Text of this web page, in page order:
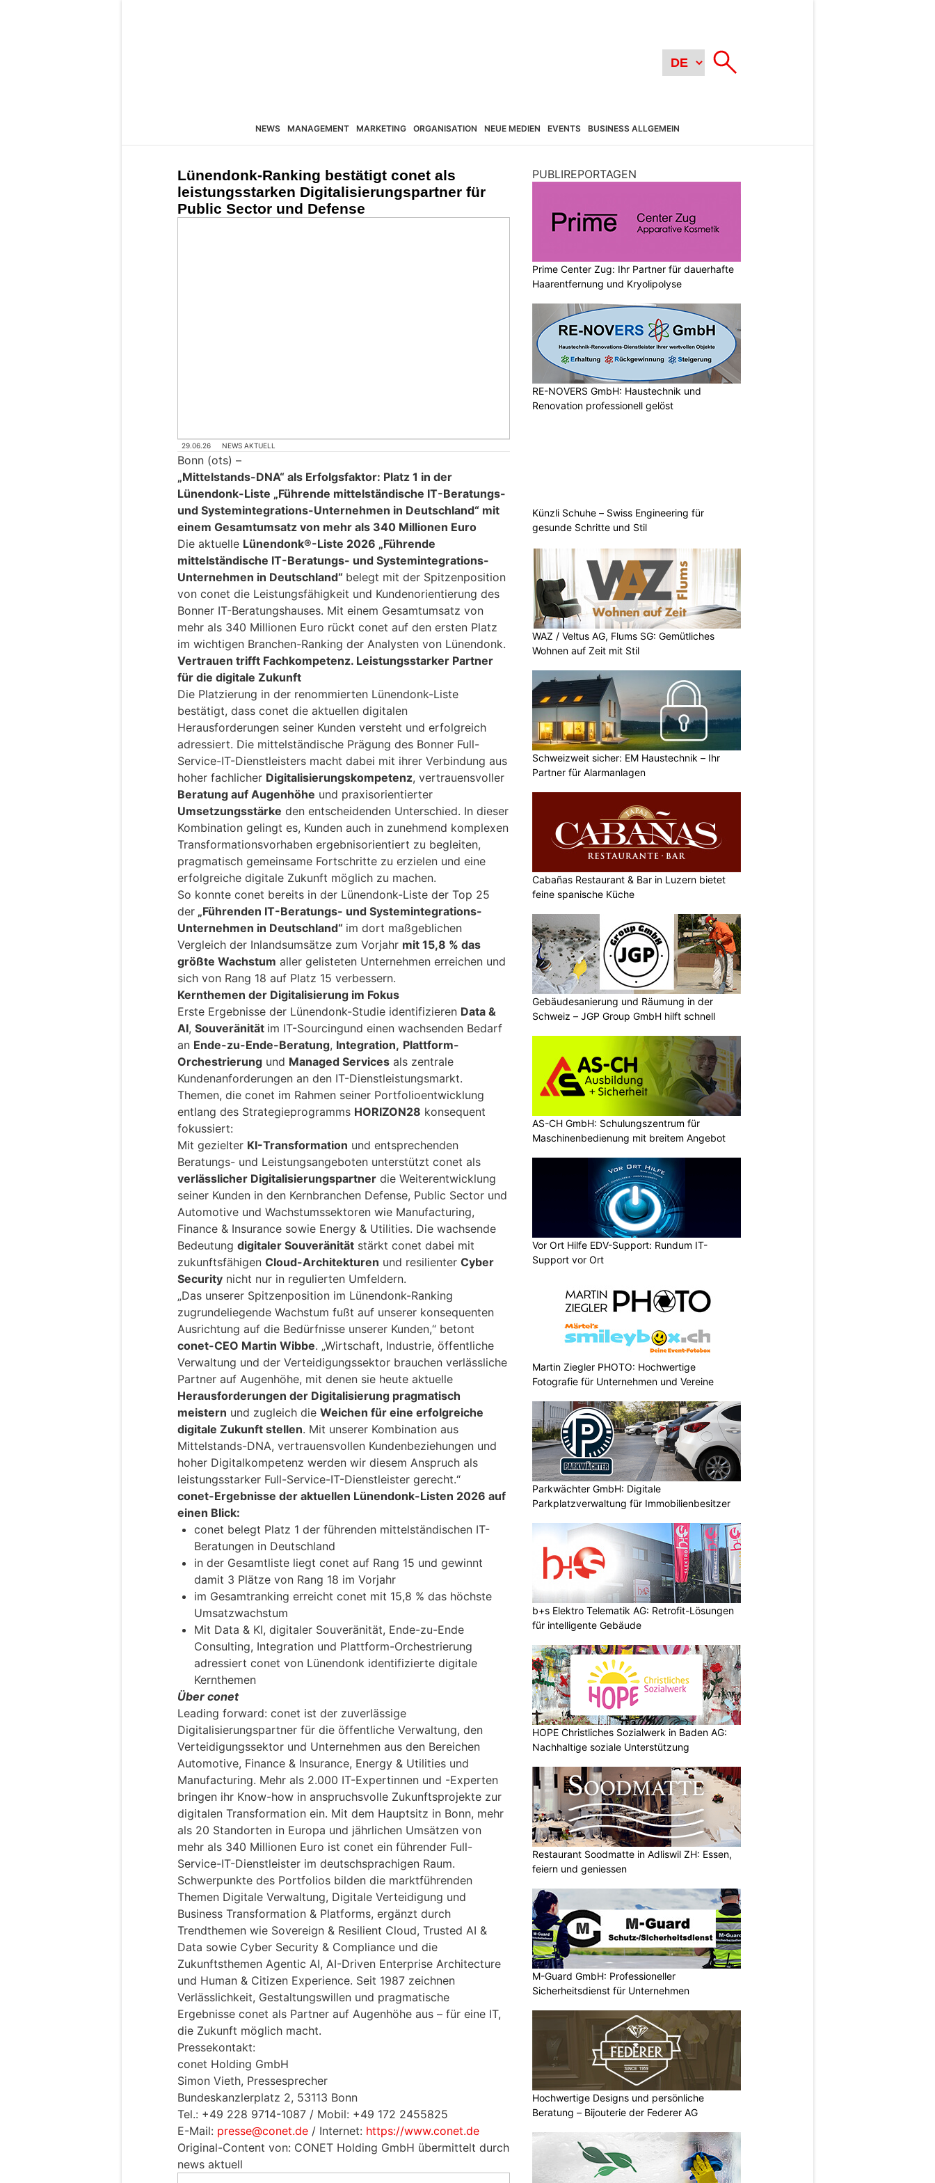
NEWS MANAGEMENT MARKETING ORGANISATION NEUE MEDIEN EVENTS BUSINESS ALLGEMEIN
Lünendonk-Ranking bestätigt conet als
leistungsstarken Digitalisierungspartner für
Public Sector und Defense
29.06.26 NEWS AKTUELL
Bonn (ots) –
„Mittelstands-DNA“ als Erfolgsfaktor: Platz 1 in der
Lünendonk-Liste „Führende mittelständische IT-Beratungs-
und Systemintegrations-Unternehmen in Deutschland“ mit
einem Gesamtumsatz von mehr als 340 Millionen Euro
Die aktuelle Lünendonk®-Liste 2026 „Führende
mittelständische IT-Beratungs- und Systemintegrations-
Unternehmen in Deutschland“ belegt mit der Spitzenposition
von conet die Leistungsfähigkeit und Kundenorientierung des
Bonner IT-Beratungshauses. Mit einem Gesamtumsatz von
mehr als 340 Millionen Euro rückt conet auf den ersten Platz
im wichtigen Branchen-Ranking der Analysten von Lünendonk.
Vertrauen trifft Fachkompetenz. Leistungsstarker Partner
für die digitale Zukunft
Die Platzierung in der renommierten Lünendonk-Liste
bestätigt, dass conet die aktuellen digitalen
Herausforderungen seiner Kunden versteht und erfolgreich
adressiert. Die mittelständische Prägung des Bonner Full-
Service-IT-Dienstleisters macht dabei mit ihrer Verbindung aus
hoher fachlicher Digitalisierungskompetenz, vertrauensvoller
Beratung auf Augenhöhe und praxisorientierter
Umsetzungsstärke den entscheidenden Unterschied. In dieser
Kombination gelingt es, Kunden auch in zunehmend komplexen
Transformationsvorhaben ergebnisorientiert zu begleiten,
pragmatisch gemeinsame Fortschritte zu erzielen und eine
erfolgreiche digitale Zukunft möglich zu machen.
So konnte conet bereits in der Lünendonk-Liste der Top 25
der „Führenden IT-Beratungs- und Systemintegrations-
Unternehmen in Deutschland“ im dort maßgeblichen
Vergleich der Inlandsumsätze zum Vorjahr mit 15,8 % das
größte Wachstum aller gelisteten Unternehmen erreichen und
sich von Rang 18 auf Platz 15 verbessern.
Kernthemen der Digitalisierung im Fokus
Erste Ergebnisse der Lünendonk-Studie identifizieren Data &
AI, Souveränität im IT-Sourcingund einen wachsenden Bedarf
an Ende-zu-Ende-Beratung, Integration, Plattform-
Orchestrierung und Managed Services als zentrale
Kundenanforderungen an den IT-Dienstleistungsmarkt.
Themen, die conet im Rahmen seiner Portfolioentwicklung
entlang des Strategieprogramms HORIZON28 konsequent
fokussiert:
Mit gezielter KI-Transformation und entsprechenden
Beratungs- und Leistungsangeboten unterstützt conet als
verlässlicher Digitalisierungspartner die Weiterentwicklung
seiner Kunden in den Kernbranchen Defense, Public Sector und
Automotive und Wachstumssektoren wie Manufacturing,
Finance & Insurance sowie Energy & Utilities. Die wachsende
Bedeutung digitaler Souveränität stärkt conet dabei mit
zukunftsfähigen Cloud-Architekturen und resilienter Cyber
Security nicht nur in regulierten Umfeldern.
„Das unserer Spitzenposition im Lünendonk-Ranking
zugrundeliegende Wachstum fußt auf unserer konsequenten
Ausrichtung auf die Bedürfnisse unserer Kunden,“ betont
conet-CEO Martin Wibbe. „Wirtschaft, Industrie, öffentliche
Verwaltung und der Verteidigungssektor brauchen verlässliche
Partner auf Augenhöhe, mit denen sie heute aktuelle
Herausforderungen der Digitalisierung pragmatisch
meistern und zugleich die Weichen für eine erfolgreiche
digitale Zukunft stellen. Mit unserer Kombination aus
Mittelstands-DNA, vertrauensvollen Kundenbeziehungen und
hoher Digitalkompetenz werden wir diesem Anspruch als
leistungsstarker Full-Service-IT-Dienstleister gerecht.“
conet-Ergebnisse der aktuellen Lünendonk-Listen 2026 auf
einen Blick:
conet belegt Platz 1 der führenden mittelständischen IT-
Beratungen in Deutschland
in der Gesamtliste liegt conet auf Rang 15 und gewinnt
damit 3 Plätze von Rang 18 im Vorjahr
im Gesamtranking erreicht conet mit 15,8 % das höchste
Umsatzwachstum
Mit Data & KI, digitaler Souveränität, Ende-zu-Ende
Consulting, Integration und Plattform-Orchestrierung
adressiert conet von Lünendonk identifizierte digitale
Kernthemen
Über conet
Leading forward: conet ist der zuverlässige
Digitalisierungspartner für die öffentliche Verwaltung, den
Verteidigungssektor und Unternehmen aus den Bereichen
Automotive, Finance & Insurance, Energy & Utilities und
Manufacturing. Mehr als 2.000 IT-Expertinnen und -Experten
bringen ihr Know-how in anspruchsvolle Zukunftsprojekte zur
digitalen Transformation ein. Mit dem Hauptsitz in Bonn, mehr
als 20 Standorten in Europa und jährlichen Umsätzen von
mehr als 340 Millionen Euro ist conet ein führender Full-
Service-IT-Dienstleister im deutschsprachigen Raum.
Schwerpunkte des Portfolios bilden die marktführenden
Themen Digitale Verwaltung, Digitale Verteidigung und
Business Transformation & Platforms, ergänzt durch
Trendthemen wie Sovereign & Resilient Cloud, Trusted AI &
Data sowie Cyber Security & Compliance und die
Zukunftsthemen Agentic AI, AI-Driven Enterprise Architecture
und Human & Citizen Experience. Seit 1987 zeichnen
Verlässlichkeit, Gestaltungswillen und pragmatische
Ergebnisse conet als Partner auf Augenhöhe aus – für eine IT,
die Zukunft möglich macht.
Pressekontakt:
conet Holding GmbH
Simon Vieth, Pressesprecher
Bundeskanzlerplatz 2, 53113 Bonn
Tel.: +49 228 9714-1087 / Mobil: +49 172 2455825
E-Mail: presse@conet.de / Internet: https://www.conet.de
Original-Content von: CONET Holding GmbH übermittelt durch
news aktuell
PUBLIREPORTAGEN
Prime Center Zug: Ihr Partner für dauerhafte
Haarentfernung und Kryolipolyse
RE-NOVERS GmbH: Haustechnik und
Renovation professionell gelöst
Künzli Schuhe – Swiss Engineering für
gesunde Schritte und Stil
WAZ / Veltus AG, Flums SG: Gemütliches
Wohnen auf Zeit mit Stil
Schweizweit sicher: EM Haustechnik – Ihr
Partner für Alarmanlagen
Cabañas Restaurant & Bar in Luzern bietet
feine spanische Küche
Gebäudesanierung und Räumung in der
Schweiz – JGP Group GmbH hilft schnell
AS-CH GmbH: Schulungszentrum für
Maschinenbedienung mit breitem Angebot
Vor Ort Hilfe EDV-Support: Rundum IT-
Support vor Ort
Martin Ziegler PHOTO: Hochwertige
Fotografie für Unternehmen und Vereine
Parkwächter GmbH: Digitale
Parkplatzverwaltung für Immobilienbesitzer
b+s Elektro Telematik AG: Retrofit-Lösungen
für intelligente Gebäude
HOPE Christliches Sozialwerk in Baden AG:
Nachhaltige soziale Unterstützung
Restaurant Soodmatte in Adliswil ZH: Essen,
feiern und geniessen
M-Guard GmbH: Professioneller
Sicherheitsdienst für Unternehmen
Hochwertige Designs und persönliche
Beratung – Bijouterie der Federer AG